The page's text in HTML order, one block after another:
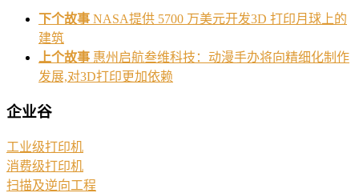
下个故事 NASA提供 5700 万美元开发3D 打印月球上的
建筑
上个故事 惠州启航叁维科技：动漫手办将向精细化制作
发展,对3D打印更加依赖
企业谷
工业级打印机
消费级打印机
扫描及逆向工程